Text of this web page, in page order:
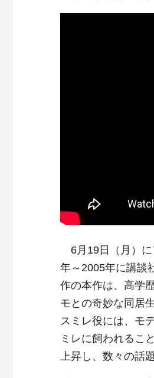
6月19日（月）に
年～2005年に講談
作の本作は、高学
モとの奇妙な同居
スミレ役には、モ
ミレに飼われるこ
上昇し、数々の話